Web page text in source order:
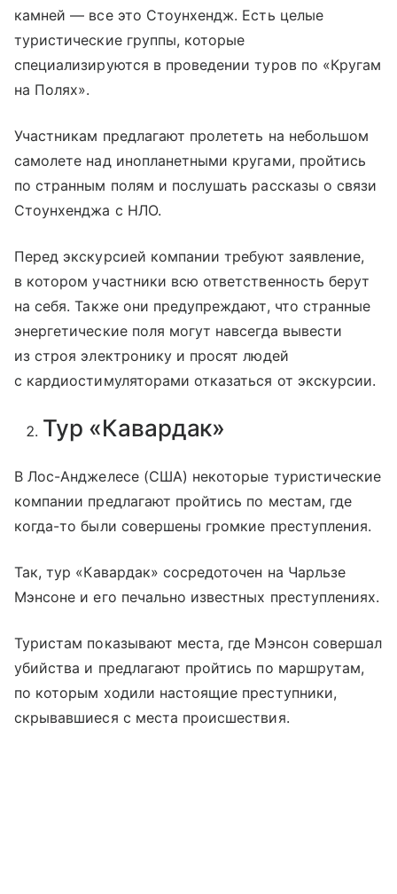
камней — все это Стоунхендж. Есть целые
туристические группы, которые
специализируются в проведении туров по «Кругам
на Полях».
Участникам предлагают пролететь на небольшом
самолете над инопланетными кругами, пройтись
по странным полям и послушать рассказы о связи
Стоунхенджа с НЛО.
Перед экскурсией компании требуют заявление,
в котором участники всю ответственность берут
на себя. Также они предупреждают, что странные
энергетические поля могут навсегда вывести
из строя электронику и просят людей
с кардиостимуляторами отказаться от экскурсии.
Тур «Кавардак»
В Лос-Анджелесе (США) некоторые туристические
компании предлагают пройтись по местам, где
когда-то были совершены громкие преступления.
Так, тур «Кавардак» сосредоточен на Чарльзе
Мэнсоне и его печально известных преступлениях.
Туристам показывают места, где Мэнсон совершал
убийства и предлагают пройтись по маршрутам,
по которым ходили настоящие преступники,
скрывавшиеся с места происшествия.